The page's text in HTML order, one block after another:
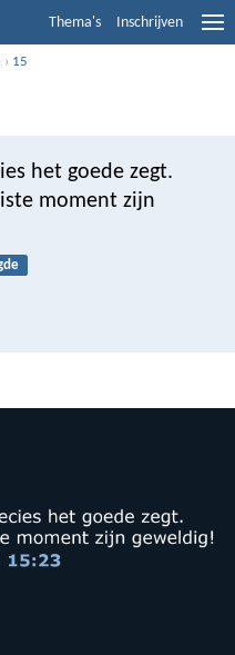
Thema's Inschrijven
› 15
het goede zegt.
moment zijn